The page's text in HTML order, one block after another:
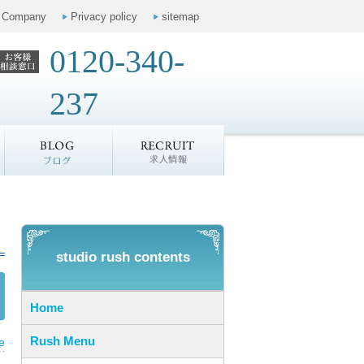
Company Privacy policy sitemap
0120-340-
237
studio rush contents
Home
Rush Menu